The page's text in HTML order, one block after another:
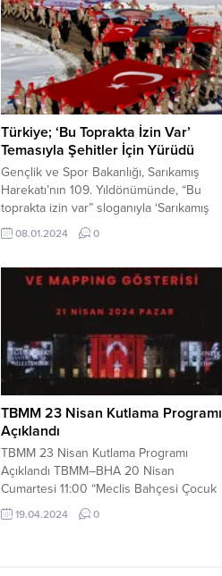
Türkiye; ‘Bu Toprakta İzin Var’
Temasıyla Şehitler İçin Yürüdü
Gençlik ve Spor Bakanlığı, Sarıkamış
Harekatı’nın 109. Yıldönümünde, “Bu
toprakta izin var” sloganıyla ‘Sarıkamış
Şehitlerini Anma Yürüyüşü’ düzenledi.
Gençlik ve Spor Bakanı Dr. Osman Aşkın
Mahinur Özdemir Göktaş’ın da katıldığı
uzunluğunda Türk bayrağı taşındı. KARS-
BHA Kars’ın Sarıkamış ilçesinde,...
08.01.2024 0
TBMM 23 Nisan Kutlama Programı
Açıklandı
TBMM 23 Nisan Kutlama Programı
Açıklandı TBMM–BHA 20 Nisan
Cumartesi 11:00 “Meclis Bahçesi Çocuk
Bahçesi ve Bilim Şenliği”(20-23
Nisan)Yer: TBMM Ön Bahçesi 13:00 “23
19.04.2024 0